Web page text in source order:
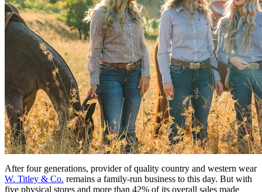
After four generations, provider of quality country and western wear
W. Titley & Co. remains a family-run business to this day. But with
five physical stores and more than 42% of its overall sales made